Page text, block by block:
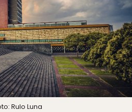
Rulo Luna